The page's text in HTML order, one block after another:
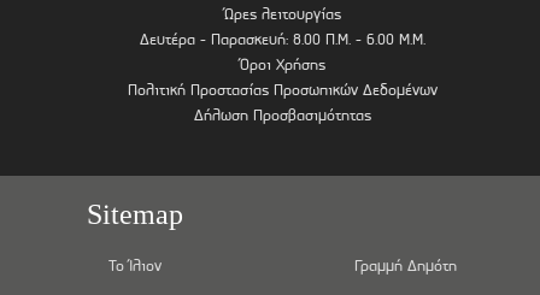
Ώρες λειτουργίας
Δευτέρα - Παρασκευή: 8.00 Π.Μ. - 6.00 Μ.Μ.
Όροι Χρήσης
Πολιτική Προστασίας Προσωπικών Δεδομένων
Δήλωση Προσβασιμότητας
Sitemap
Το Ίλιον Γραμμή Δημότη